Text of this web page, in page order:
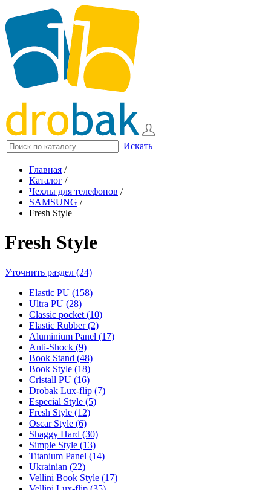
Искать
Главная /
Каталог /
Чехлы для телефонов /
SAMSUNG /
Fresh Style
Fresh Style
Уточнить раздел (24)
Elastic PU (158)
Ultra PU (28)
Classic pocket (10)
Elastic Rubber (2)
Aluminium Panel (17)
Anti-Shock (9)
Book Stand (48)
Book Style (18)
Cristall PU (16)
Drobak Lux-flip (7)
Especial Style (5)
Fresh Style (12)
Oscar Style (6)
Shaggy Hard (30)
Simple Style (13)
Titanium Panel (14)
Ukrainian (22)
Vellini Book Style (17)